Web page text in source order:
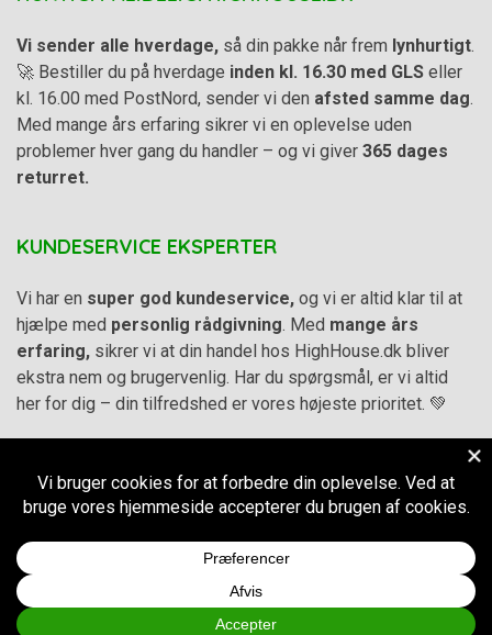
Vi sender alle hverdage, så din pakke når frem lynhurtigt.
🚀 Bestiller du på hverdage inden kl. 16.30 med GLS eller
kl. 16.00 med PostNord, sender vi den afsted samme dag.
Med mange års erfaring sikrer vi en oplevelse uden
problemer hver gang du handler – og vi giver 365 dages
returret.
KUNDESERVICE EKSPERTER
Vi har en super god kundeservice, og vi er altid klar til at
hjælpe med personlig rådgivning. Med mange års
erfaring, sikrer vi at din handel hos HighHouse.dk bliver
ekstra nem og brugervenlig. Har du spørgsmål, er vi altid
her for dig – din tilfredshed er vores højeste prioritet. 💚
Handelsbetingelser–
Cookie- og privatlivspolitik
HighHouse.dk